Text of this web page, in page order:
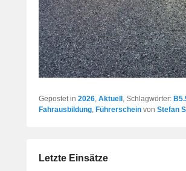
Gepostet in 2026, Aktuell, Schlagwörter:
Fahrausbildung, Führerschein von Stefan
Letzte Einsätze